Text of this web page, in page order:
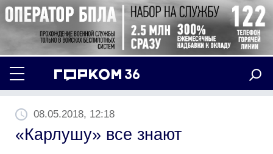
08.05.2018, 12:18
«Карлушу» все знают